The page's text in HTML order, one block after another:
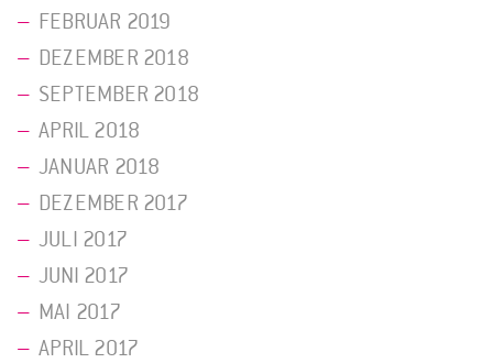
FEBRUAR 2019
DEZEMBER 2018
SEPTEMBER 2018
APRIL 2018
JANUAR 2018
DEZEMBER 2017
JULI 2017
JUNI 2017
MAI 2017
APRIL 2017